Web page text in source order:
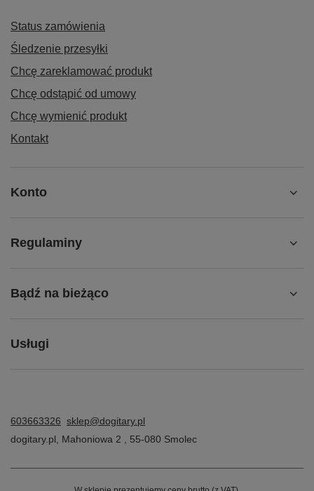
Status zamówienia
Śledzenie przesyłki
Chcę zareklamować produkt
Chcę odstąpić od umowy
Chcę wymienić produkt
Kontakt
Konto
Regulaminy
Bądź na bieżąco
Usługi
603663326 sklep@dogitary.pl
dogitary.pl
Mahoniowa 2 55-080 Smolec